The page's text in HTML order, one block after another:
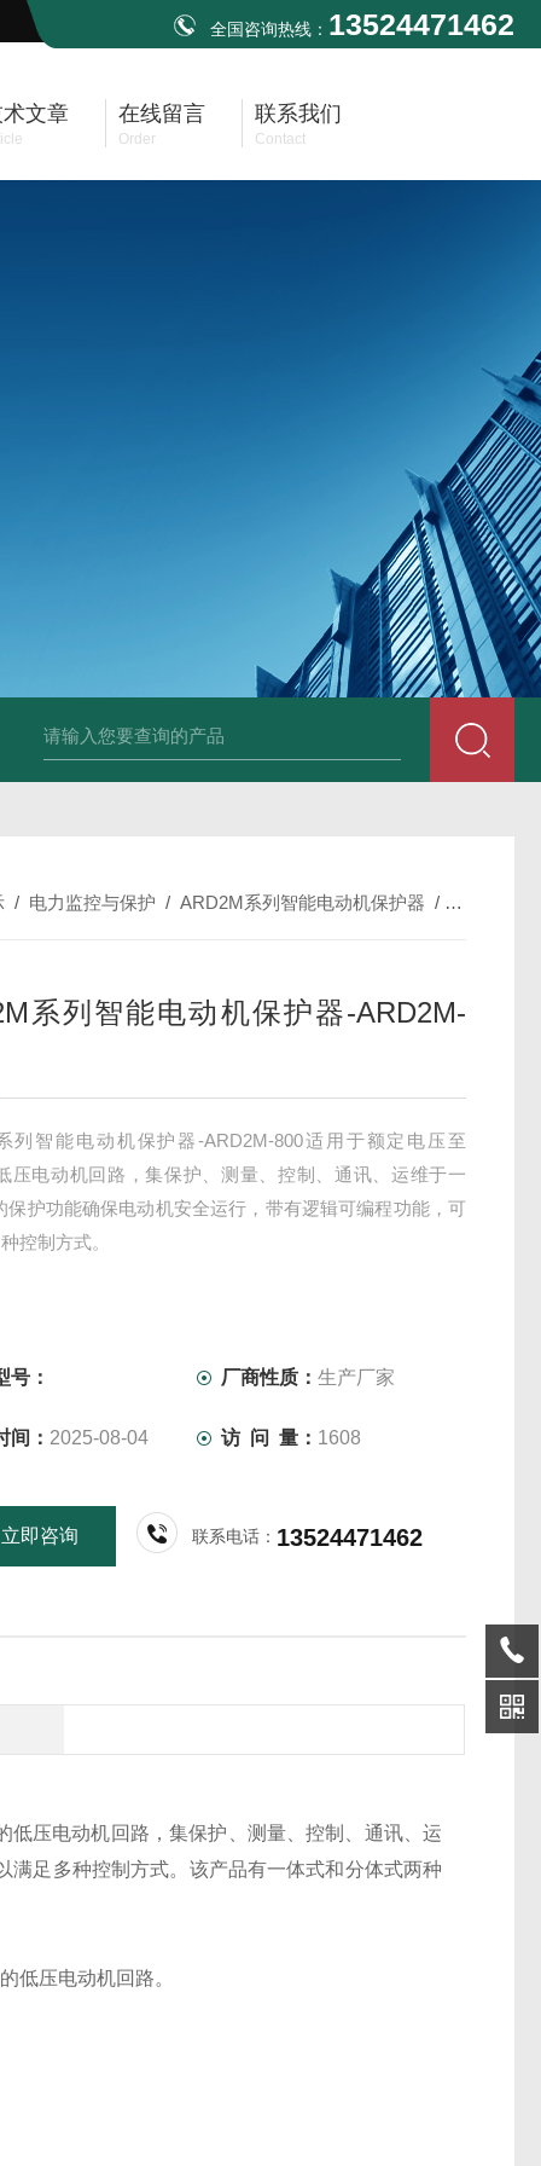
全国咨询热线： 13524471462
文章 在线留言
Order
联系我们
Contact
/ 电力监控与保护 /ARD2M系列智能电动机保护器 / ARD2M系
系列智能电动机保护器-ARD2M-
列智能电动机保护器-ARD2M-800适用于额定电压至
压电动机回路，集保护、测量、控制、通讯、运维于一
保护功能确保电动机安全运行，带有逻辑可编程功能，可
控制方式。
号： 厂商性质：生产厂家
间： 2025-08-04 访 问 量： 1608
立即咨询 联系电话： 13524471462
低压电动机回路，集保护、测量、控制、通讯、运
足多种控制方式。 该产品有一体式和分体式两种
低压电动机回路。